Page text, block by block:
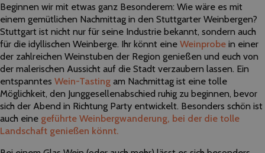
Beginnen wir mit etwas ganz Besonderem: Wie wäre es mit
einem gemütlichen Nachmittag in den Stuttgarter Weinbergen?
Stuttgart ist nicht nur für seine Industrie bekannt, sondern auch
für die idyllischen Weinberge. Ihr könnt eine Weinprobe in einer
der zahlreichen Weinstuben der Region genießen und euch von
der malerischen Aussicht auf die Stadt verzaubern lassen. Ein
entspanntes Wein-Tasting am Nachmittag ist eine tolle
Möglichkeit, den Junggesellenabschied ruhig zu beginnen, bevor
sich der Abend in Richtung Party entwickelt. Besonders schön ist
auch eine geführte Weinbergwanderung, bei der die tolle
Landschaft genießen könnt.